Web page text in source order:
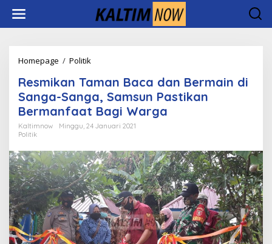
konten
Homepage / Politik
Baca
dan
Bermain
di
Sanga-
Pastikan
Bermanfaat
Bagi
Warga
Resmikan Taman Baca dan Bermain di
Sanga-Sanga, Samsun Pastikan
Bermanfaat Bagi Warga
Kaltimnow
Minggu, 24 Januari 2021
Politik